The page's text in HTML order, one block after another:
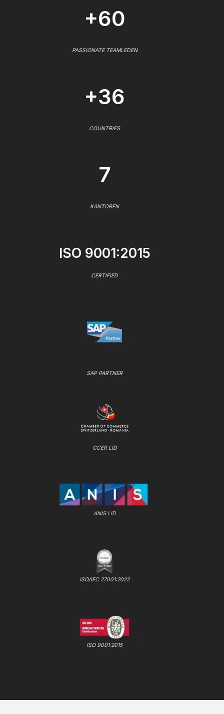
+60
PASSIONATE TEAMLEDEN
+36
COUNTRIES
7
KANTOREN
ISO 9001:2015
CERTIFIED
SAP PARTNER
CCER LID
ANIS LID
ISO/IEC 27001:2022
ISO 9001:2015